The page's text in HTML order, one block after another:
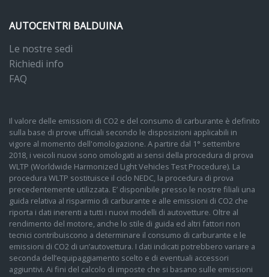
AUTOCENTRI BALDUINA
Le nostre sedi
Richiedi info
FAQ
Il valore delle emissioni di CO2 e del consumo di carburante è definito
sulla base di prove ufficiali secondo le disposizioni applicabili in
vigore al momento dell'omologazione. A partire dal 1° settembre
2018, i veicoli nuovi sono omologati ai sensi della procedura di prova
WLTP (Worldwide Harmonized Light Vehicles Test Procedure). La
procedura WLTP sostituisce il ciclo NEDC, la procedura di prova
precedentemente utilizzata. E’ disponibile presso le nostre filiali una
guida relativa al risparmio di carburante e alle emissioni di CO2 che
riporta i dati inerenti a tutti i nuovi modelli di autovetture. Oltre al
rendimento del motore, anche lo stile di guida ed altri fattori non
tecnici contribuiscono a determinare il consumo di carburante e le
emissioni di CO2 di un’autovettura. I dati indicati potrebbero variare a
seconda dell’equipaggiamento scelto e di eventuali accessori
aggiuntivi. Ai fini del calcolo di imposte che si basano sulle emissioni